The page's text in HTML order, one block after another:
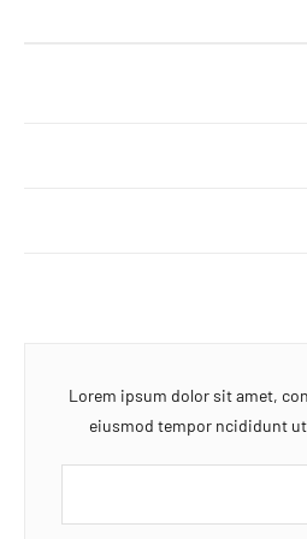
Lorem ipsum dolor sit amet,
eiusmod tempor ncididunt